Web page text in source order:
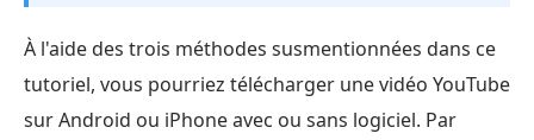
À l'aide des trois méthodes susmentionnées dans ce
tutoriel, vous pourriez télécharger une vidéo YouTube
sur Android ou iPhone avec ou sans logiciel. Par